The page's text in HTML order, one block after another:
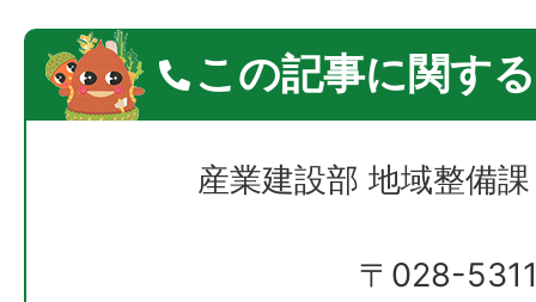
この記事に関す
産業建設部 地域整備
〒028-